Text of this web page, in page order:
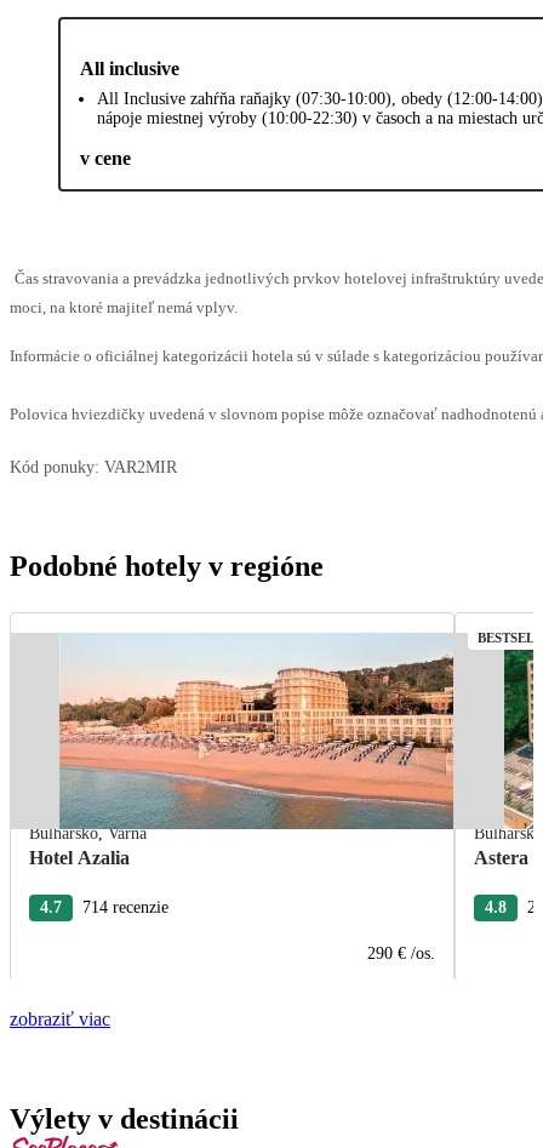
All inclusive
All Inclusive zahŕňa raňajky (07:30-10:00), obedy (12:00-
nápoje miestnej výroby (10:00-22:30) v časoch a na miestach
v cene
Čas stravovania a prevádzka jednotlivých prvkov hotelovej infraštruktúry
moci, na ktoré majiteľ nemá vplyv.
Informácie o oficiálnej kategorizácii hotela sú v súlade s kategorizáciou
Polovica hviezdičky uvedená v slovnom popise môže označovať
Kód ponuky: VAR2MIR
Podobné hotely v regióne
Bulharsko,Varna
Hotel Azalia
4.7 714 recenzie
290 € /os.
Bulharsko
Astera
4.8
zobraziť viac
Výlety v destinácii